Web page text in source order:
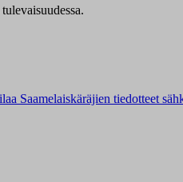
Saamelaiskäräjien tiedotteet